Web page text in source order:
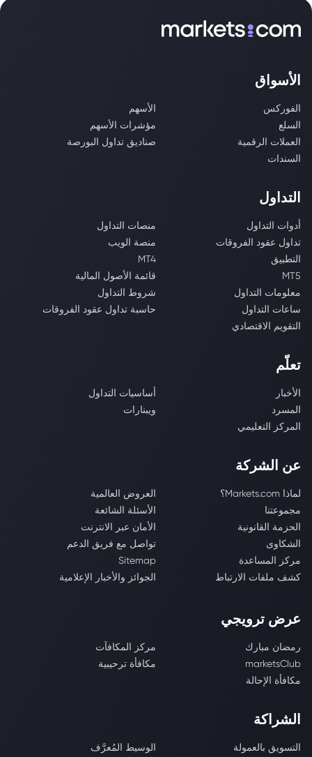
الأسواق
الفوركس
الأسهم
السلع
مؤشرات الأسهم
العملات الرقمية
صناديق تداول البورصة
السندات
التداول
أدوات التداول
منصات التداول
تداول عقود الفروقات
منصة الويب
التطبيق
MT4
MT5
قائمة الأصول المالية
معلومات التداول
شروط التداول
ساعات التداول
حاسبة تداول عقود الفروقات
التقويم الاقتصادي
تعلّم
الأخبار
أساسيات التداول
المسرد
ويبنارات
المركز التعليمي
عن الشركة
لماذا Markets.com؟
العروض العالمية
مجموعتنا
الأسئلة الشائعة
الحزمة القانونية
الأمان عبر الانترنت
الشكاوى
تواصل مع فريق الدعم
مركز المساعدة
Sitemap
كشف ملفات الارتباط
الجوائز والأخبار الإعلامية
عرض ترويجي
رمضان مبارك
مركز المكافآت
marketsClub
مكافأة ترحيبية
مكافأة الإحالة
الشراكة
التسويق بالعمولة الوسيط المُعرَّف